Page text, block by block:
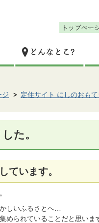
ジ 定住サイト にしのおも
た。
ています。
しいふるさとへ…
められていることだと思いま